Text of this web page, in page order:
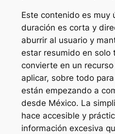
Este contenido es muy
duración es corta y
aburrir al usuario y
estar resumido en solo
convierte en un
aplicar, sobre todo
están empezando a
desde México. La
hace accesible y
información excesiva